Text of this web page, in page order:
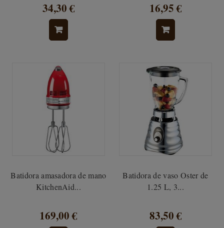
34,30 € 16,95 €
Batidora amasadora de mano
KitchenAid...
169,00 €
Batidora de vaso Oster de
1.25 L, 3...
83,50 €